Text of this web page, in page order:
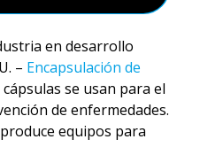
en desarrollo
– Encapsulación de
cápsulas se usan para el
de enfermedades.
equipos para